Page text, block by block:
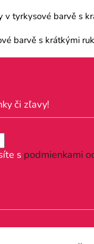
tyrkysové barvě s
barvě s krátkými
či zľavy!
s podmienkami